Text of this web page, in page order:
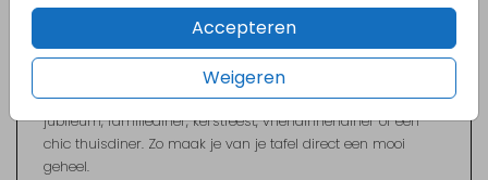
Accepteren
Weigeren
Onze menukaarten voor feestjes en diners zijn makkelijk zelf
aan te passen in de editor. Je kiest een ontwerp dat past bij
jouw diner en vult zelf de gerechten, namen, datum of extra
tekst in. Denk aan een menukaart voor een verjaardag,
jubileum, familiediner, kerstfeest, vriendinnendiner of een
chic thuisdiner. Zo maak je van je tafel direct een mooi
geheel.